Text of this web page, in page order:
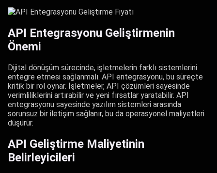
API Entegrasyonu Geliştirmenin
Önemi
Dijital dönüşüm sürecinde, işletmelerin farklı sistemlerini
entegre etmesi sağlanmalı. API entegrasyonu, bu süreçte
kritik bir rol oynar. İşletmeler, API çözümleri sayesinde
verimliliklerini artırabilir ve yeni fırsatlar yaratabilir. API
entegrasyonu sayesinde yazılım sistemleri arasında
sorunsuz bir iletişim sağlanır, bu da operasyonel maliyetleri
düşürür.
API Geliştirme Maliyetinin
Belirleyicileri